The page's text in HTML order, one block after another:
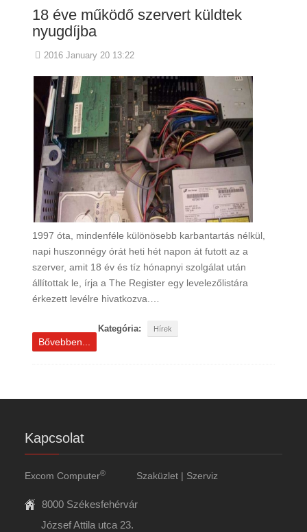
18 éve működő szervert küldtek
nyugdíjba
2016 January 20 13:22
1997 óta, mindenféle különösebb karbantartás nélkül,
napi huszonnégy órát heti hét napon át futott az a
szerver, amit 18 év és tíz hónapnyi szolgálat után
állítottak le, írja a The Register egy levelezőlistára
érkezett levélre hivatkozva.…
Kategória: Hírek
Bővebben...
Kapcsolat
Excom Computer® Szaküzlet | Szerviz
8000 Székesfehérvár
József Attila utca 23.